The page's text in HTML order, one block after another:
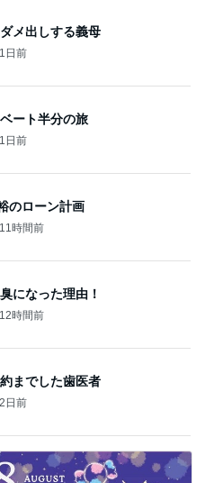
メ出しする義母
1日前
ート半分の旅
1日前
のローン計画
11時間前
になった理由！
12時間前
までした歯医者
2日前